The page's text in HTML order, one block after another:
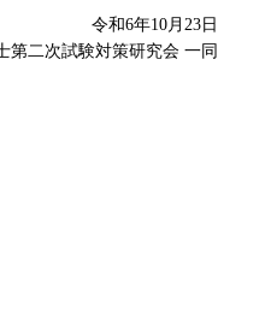
令和6年10月23日
第二次試験対策研究会 一同